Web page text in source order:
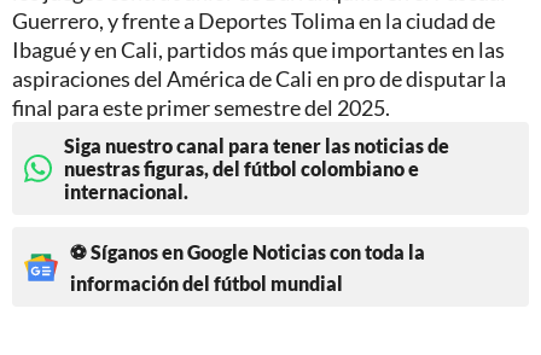
Guerrero, y frente a Deportes Tolima en la ciudad de
Ibagué y en Cali, partidos más que importantes en las
aspiraciones del América de Cali en pro de disputar la
final para este primer semestre del 2025.
Siga nuestro canal para tener las noticias de
nuestras figuras, del fútbol colombiano e
internacional.
⚽ Síganos en Google Noticias con toda la
información del fútbol mundial